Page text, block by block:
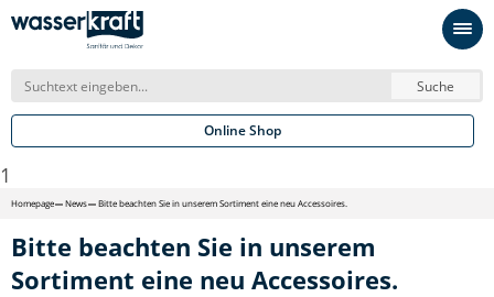
Suche
Online Shop
1
Homepage News Bitte beachten Sie in unserem Sortiment eine neu Accessoires.
Bitte beachten Sie in unserem
Sortiment eine neu Accessoires.